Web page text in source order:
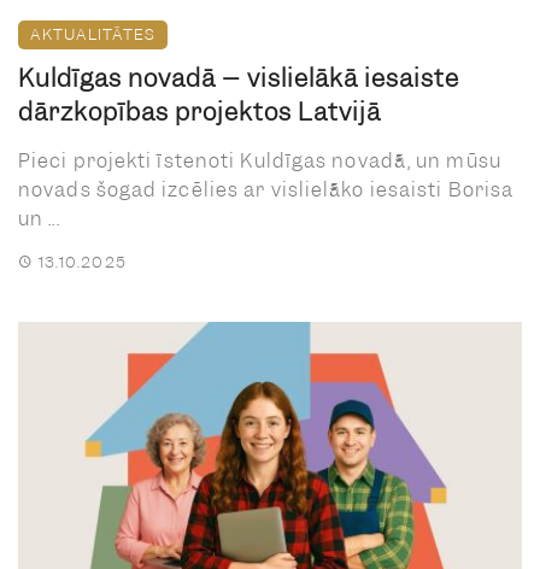
AKTUALITĀTES
Kuldīgas novadā – vislielākā iesaiste
dārzkopības projektos Latvijā
Pieci projekti īstenoti Kuldīgas novadā, un mūsu
novads šogad izcēlies ar vislielāko iesaisti Borisa
un ...
13.10.2025